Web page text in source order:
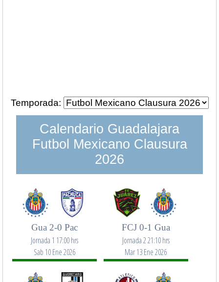
Temporada:
Calendario Guadalajara
Futbol Mexicano Clausura
2026
Gua 2-0 Pac
Jornada 1 17:00 hrs
Sab 10 Ene 2026
FCJ 0-1 Gua
Jornada 2 21:10 hrs
Mar 13 Ene 2026